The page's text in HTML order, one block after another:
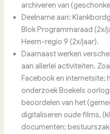
archiveren van
Deelname aan:
Blok Programmaraad
Heem-regio 9 (2x/jaar).
Daarnaast werken
aan allerlei activiteiten.
Facebook en internetsite;
onderzoek Boekels
beoordelen van het
digitaliseren oude films,
documenten;